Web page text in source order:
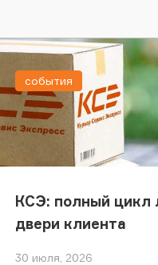
КСЭ: полный цикл
двери клиента
30 июля, 2026
события